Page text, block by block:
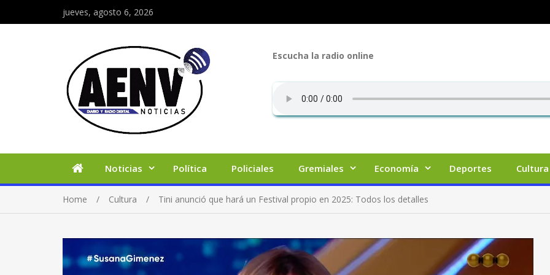
jueves, agosto 6, 2026
Escucha la radio online
Noticias Política Policiales Gremiales Economía Deportes Cultura
Home Cultura Tini anunció que hará un Festival propio en 2025: Todos los detalles